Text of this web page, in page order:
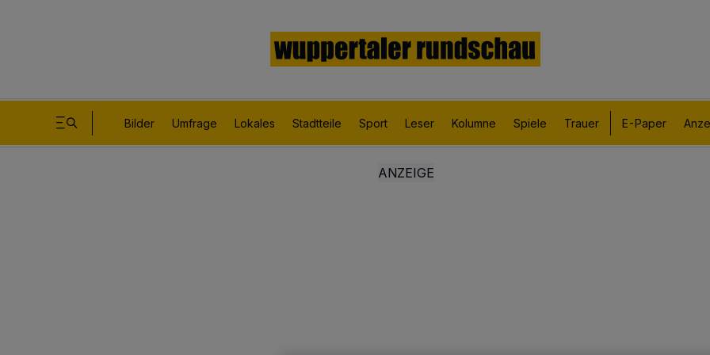
Bilder Umfrage Lokales Stadtteile Sport Leser Kolumne Spiele Trauer E-Paper